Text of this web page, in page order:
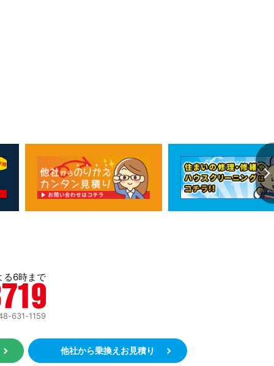
る6時まで
631-1159
他社から乗換えお見積り